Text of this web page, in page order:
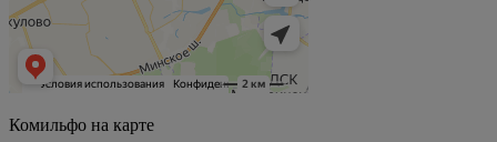
Комильфо на карте